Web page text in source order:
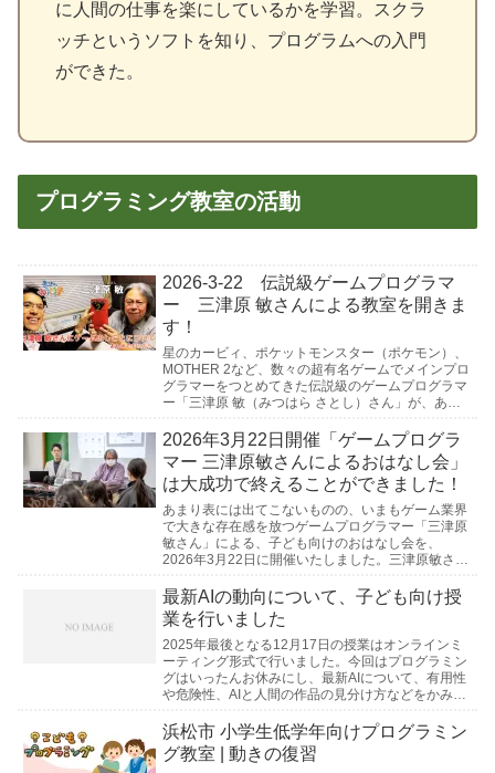
に人間の仕事を楽にしているかを学習。スクラ
ッチというソフトを知り、プログラムへの入門
ができた。
プログラミング教室の活動
2026-3-22 伝説級ゲームプログラマ
ー 三津原 敏さんによる教室を開きま
す！
星のカービィ、ポケットモンスター（ポケモン）、
MOTHER 2など、数々の超有名ゲームでメインプロ
グラマーをつとめてきた伝説級のゲームプログラマ
ー「三津原 敏（みつはら さとし）さん」が、あつ
プ...
2026年3月22日開催「ゲームプログラ
マー 三津原敏さんによるおはなし会」
は大成功で終えることができました！
あまり表には出てこないものの、いまもゲーム業界
で大きな存在感を放つゲームプログラマー「三津原
敏さん」による、子ども向けのおはなし会を、
2026年3月22日に開催いたしました。三津原敏さん
ームも関...
最新AIの動向について、子ども向け授
業を行いました
2025年最後となる12月17日の授業はオンラインミ
ーティング形式で行いました。今回はプログラミン
グはいったんお休みにし、最新AIについて、有用性
や危険性、AIと人間の作品の見分け方などをかみ砕
作...
浜松市 小学生低学年向けプログラミン
グ教室 | 動きの復習